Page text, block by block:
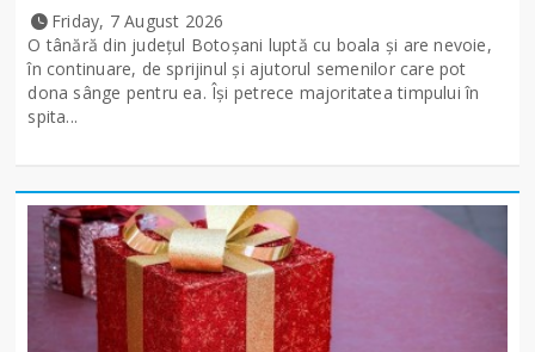
Friday, 7 August 2026
O tânără din județul Botoșani luptă cu boala și are nevoie,
în continuare, de sprijinul și ajutorul semenilor care pot
dona sânge pentru ea. Își petrece majoritatea timpului în
spita...